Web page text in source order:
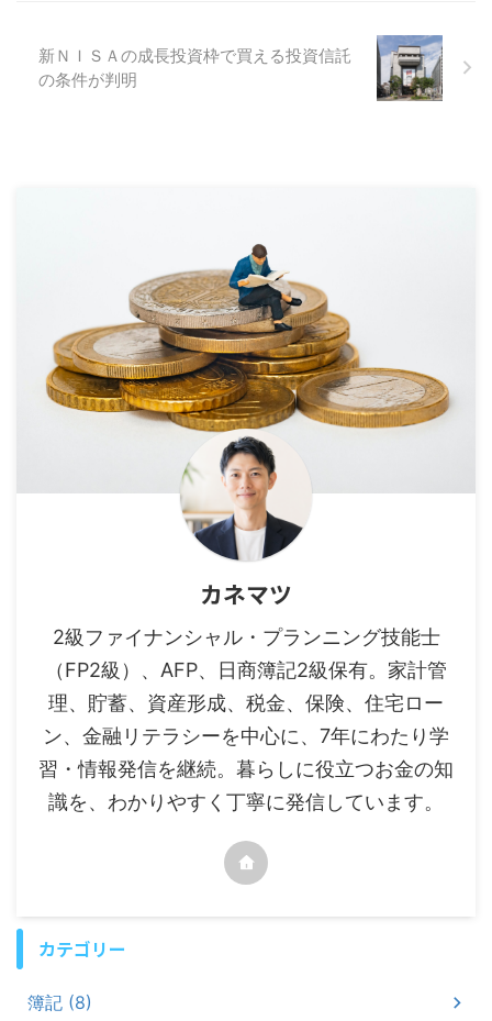
新ＮＩＳＡの成長投資枠で買える投資信託
の条件が判明
カネマツ
2級ファイナンシャル・プランニング技能士
（FP2級）、AFP、日商簿記2級保有。家計管
理、貯蓄、資産形成、税金、保険、住宅ロー
ン、金融リテラシーを中心に、7年にわたり学
習・情報発信を継続。暮らしに役立つお金の知
識を、わかりやすく丁寧に発信しています。
カテゴリー
簿記 (8)